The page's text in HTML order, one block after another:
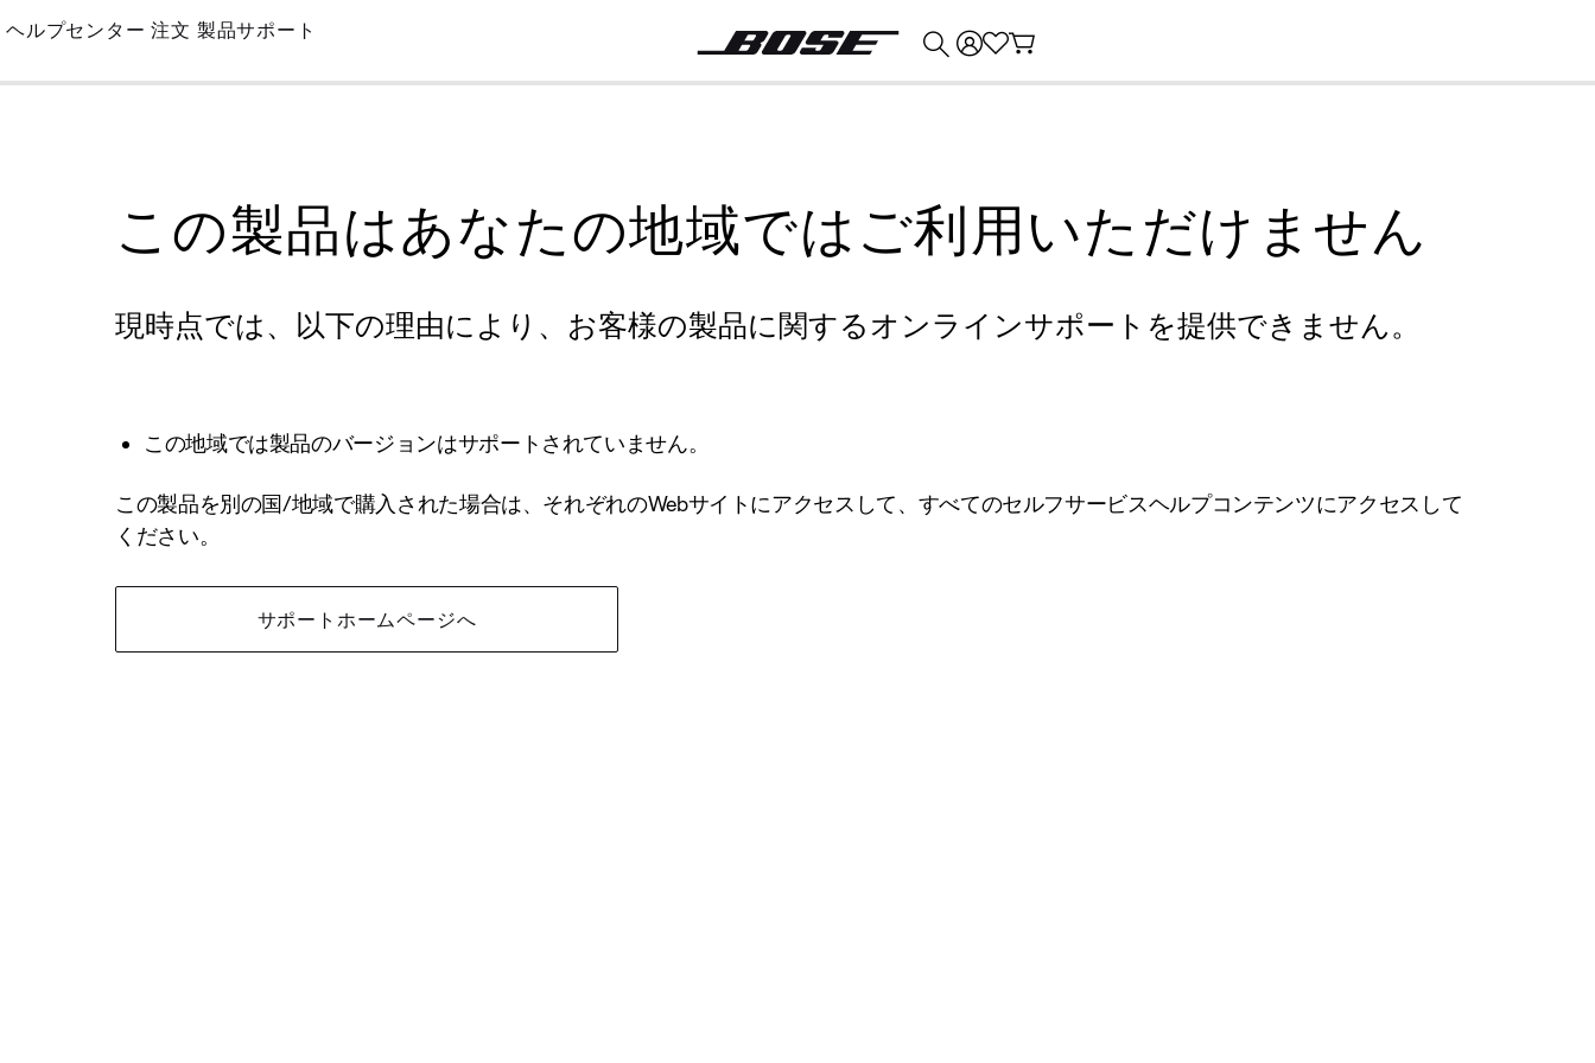
Skip
Main
ヘルプセンター 注文 製品サポート
この製品はあなたの地域ではご利用いただけません
現時点では、以下の理由により、お客様の製品に関するオンラインサポートを提供できません。
この地域では製品のバージョンはサポートされていません。
この製品を別の国/地域で購入された場合は、それぞれのWebサイトにアクセスして、すべてのセルフサービスヘルプコンテンツにアクセスして
ください。
サポートホームページへ